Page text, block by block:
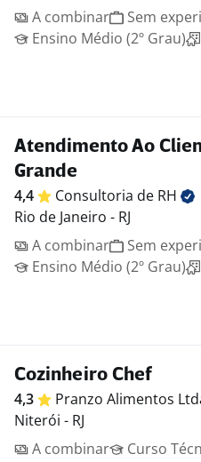
A combinar
Sem
Ensino Médio (2º Grau)
Atendimento Ao
Grande
4,4 Consultoria de RH
Rio de Janeiro - RJ
A combinar
Sem
Ensino Médio (2º Grau)
Cozinheiro Chef
4,3 Pranzo Alimentos
Niterói - RJ
A combinar
Curso